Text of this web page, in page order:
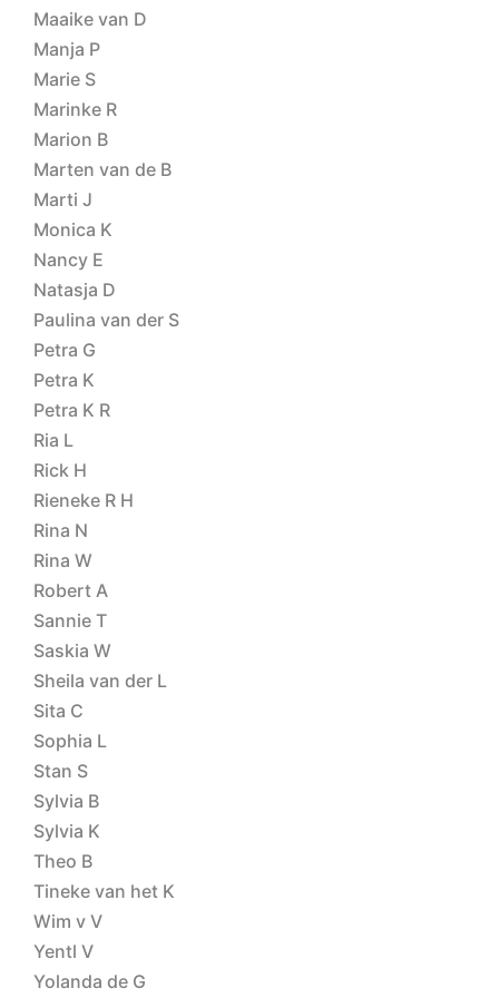
Maaike van D
Manja P
Marie S
Marinke R
Marion B
Marten van de B
Marti J
Monica K
Nancy E
Natasja D
Paulina van der S
Petra G
Petra K
Petra K R
Ria L
Rick H
Rieneke R H
Rina N
Rina W
Robert A
Sannie T
Saskia W
Sheila van der L
Sita C
Sophia L
Stan S
Sylvia B
Sylvia K
Theo B
Tineke van het K
Wim v V
Yentl V
Yolanda de G